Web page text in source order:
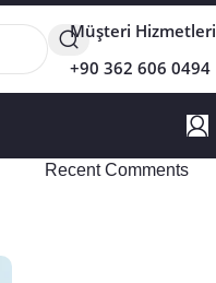
Müşteri Hizmetleri
+90 362 606 0494
Recent Comments